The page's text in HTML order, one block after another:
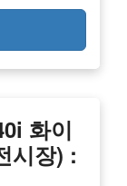
화이
시장) :